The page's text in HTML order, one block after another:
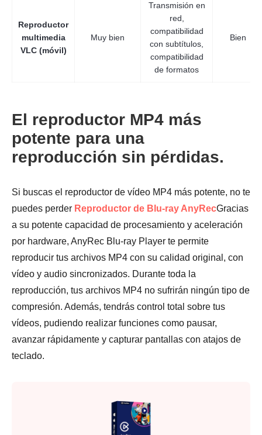
Reproductor
multimedia
VLC (móvil)
Muy bien
Transmisión en
red,
compatibilidad
con subtítulos,
compatibilidad
de formatos
Bien
El reproductor MP4 más
potente para una
reproducción sin pérdidas.
Si buscas el reproductor de vídeo MP4 más potente, no te
puedes perder Reproductor de Blu-ray AnyRecGracias
a su potente capacidad de procesamiento y aceleración
por hardware, AnyRec Blu-ray Player te permite
reproducir tus archivos MP4 con su calidad original, con
vídeo y audio sincronizados. Durante toda la
reproducción, tus archivos MP4 no sufrirán ningún tipo de
compresión. Además, tendrás control total sobre tus
vídeos, pudiendo realizar funciones como pausar,
avanzar rápidamente y capturar pantallas con atajos de
teclado.